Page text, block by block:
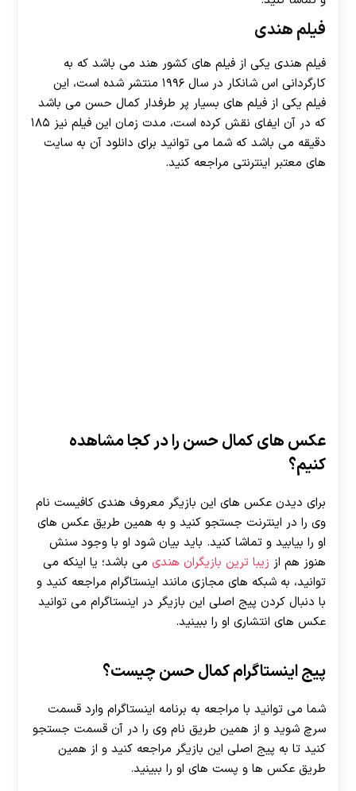
فیلم هندی
فیلم هندی یکی از فیلم های کشور هند می باشد که به
کارگردانی اس شانکار در سال ۱۹۹۶ منتشر شده است، این
فیلم یکی از فیلم های بسیار پر طرفدار کمال حسن می باشد
که در آن ایفای نقش کرده است، مدت زمان این فیلم نیز ۱۸۵
دقیقه می باشد که شما می توانید برای دانلود آن به سایت
های معتبر اینترنتی مراجعه کنید.
عکس های کمال حسن را در کجا مشاهده
کنیم؟
برای دیدن عکس‌ های این بازیگر معروف هندی کافیست نام‌
وی را در اینترنت جستجو کنید و به همین طریق عکس‌ های
او را بیابید و تماشا کنید. باید بیان شود او با وجود سنش
هنوز هم از زیبا ترین بازیگران هندی می باشد؛ یا اینکه می
توانید، به شبکه های مجازی مانند اینستاگرام مراجعه کنید و
با دنبال کردن پیج اصلی این بازیگر در اینستاگرام می توانید
عکس های انتشاری او را ببینید.
پیج اینستاگرام کمال حسن چیست؟
شما می توانید با مراجعه به برنامه اینستاگرام وارد قسمت
سرچ شوید و از همین طریق نام وی را در آن قسمت جستجو
کنید تا به پیج اصلی این بازیگر مراجعه کنید و از همین
طریق عکس ها و پست های او را ببینید.